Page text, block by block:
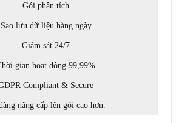
Gói phân tích
Sao lưu dữ liệu hàng ngày
Giám sát 24/7
gian hoạt động 99,99%
Compliant & Secure
nâng cấp lên gói cao hơn.